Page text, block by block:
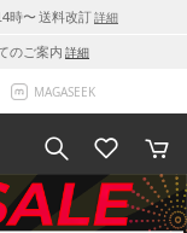
時〜 送料改訂詳細
のご案内 詳細
MAGASEEK